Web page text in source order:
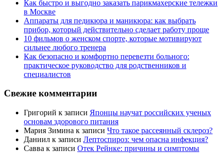
Как быстро и выгодно заказать парикмахерские тележки
в Москве
Аппараты для педикюра и маникюра: как выбрать
прибор, который действительно сделает работу проще
10 фильмов о женском спорте, которые мотивируют
сильнее любого тренера
Как безопасно и комфортно перевезти больного:
практическое руководство для родственников и
специалистов
Свежие комментарии
Григорий к записи Японцы научат российских ученых
основам здорового питания
Мария Зимина к записи Что такое рассеянный склероз?
Даниил к записи Лептоспироз: чем опасна инфекция?
Савва к записи Отек Рейнке: причины и симптомы